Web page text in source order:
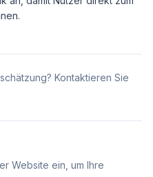
Kontaktieren Sie
Website ein, um Ihre